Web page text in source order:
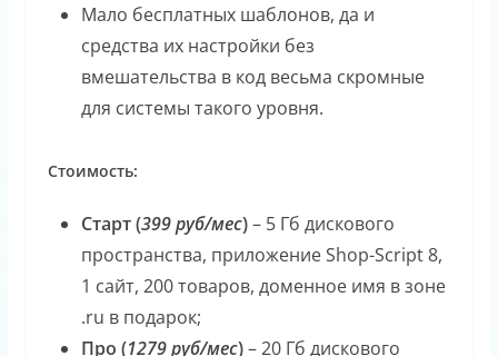
Мало бесплатных шаблонов, да и
средства их настройки без
вмешательства в код весьма скромные
для системы такого уровня.
Стоимость:
Старт (399 руб/мес)– 5 Гб дискового
пространства, приложение Shop-Script 8,
1 сайт, 200 товаров, доменное имя в зоне
.ru в подарок;
Про (1279 руб/мес)– 20 Гб дискового